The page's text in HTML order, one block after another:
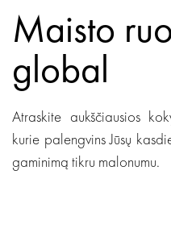
Maisto ruošimas:
global
Atraskite aukščiausios
kurie palengvins Jūsų
gaminimą tikru malonumu.